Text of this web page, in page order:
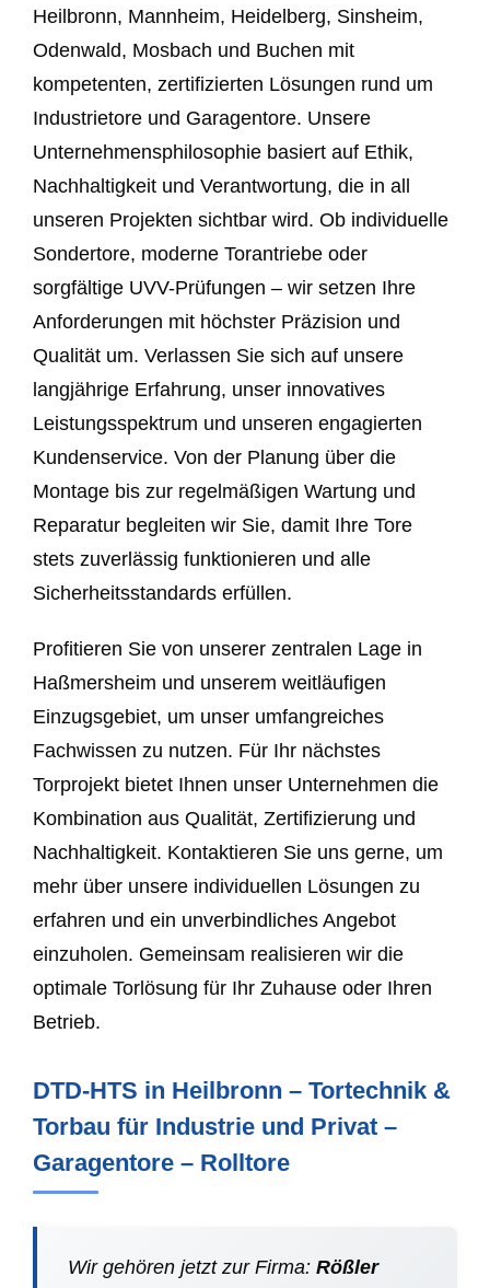
Heilbronn, Mannheim, Heidelberg, Sinsheim,
Odenwald, Mosbach und Buchen mit
kompetenten, zertifizierten Lösungen rund um
Industrietore und Garagentore. Unsere
Unternehmensphilosophie basiert auf Ethik,
Nachhaltigkeit und Verantwortung, die in all
unseren Projekten sichtbar wird. Ob individuelle
Sondertore, moderne Torantriebe oder
sorgfältige UVV-Prüfungen – wir setzen Ihre
Anforderungen mit höchster Präzision und
Qualität um. Verlassen Sie sich auf unsere
langjährige Erfahrung, unser innovatives
Leistungsspektrum und unseren engagierten
Kundenservice. Von der Planung über die
Montage bis zur regelmäßigen Wartung und
Reparatur begleiten wir Sie, damit Ihre Tore
stets zuverlässig funktionieren und alle
Sicherheitsstandards erfüllen.
Profitieren Sie von unserer zentralen Lage in
Haßmersheim und unserem weitläufigen
Einzugsgebiet, um unser umfangreiches
Fachwissen zu nutzen. Für Ihr nächstes
Torprojekt bietet Ihnen unser Unternehmen die
Kombination aus Qualität, Zertifizierung und
Nachhaltigkeit. Kontaktieren Sie uns gerne, um
mehr über unsere individuellen Lösungen zu
erfahren und ein unverbindliches Angebot
einzuholen. Gemeinsam realisieren wir die
optimale Torlösung für Ihr Zuhause oder Ihren
Betrieb.
DTD-HTS in Heilbronn – Tortechnik &
Torbau für Industrie und Privat –
Garagentore – Rolltore
Wir gehören jetzt zur Firma: Rößler